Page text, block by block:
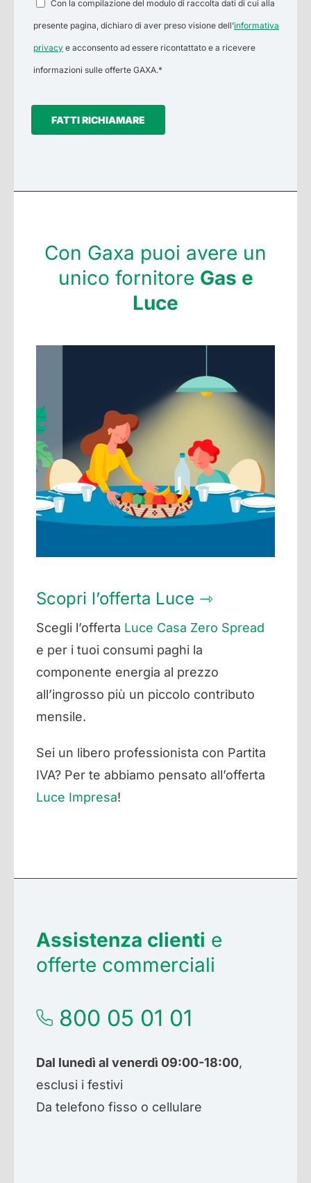
Con la compilazione del modulo di raccolta dati di cui alla
presente pagina, dichiaro di aver preso visione dell’informativa
privacye acconsento ad essere ricontattato e a ricevere
informazioni sulle offerte GAXA.*
FATTI RICHIAMARE
Con Gaxa puoi avere un
unico fornitore Gas e
Luce
Scopri l’offerta Luce ⇾
Scegli l’offerta Luce Casa Zero Spread
e per i tuoi consumi paghi la
componente energia al prezzo
all’ingrosso più un piccolo contributo
mensile.
Sei un libero professionista con Partita
IVA? Per te abbiamo pensato all’offerta
Luce Impresa!
Assistenza clienti e
offerte commerciali
800 05 01 01
Dal lunedì al venerdì 09:00-18:00,
esclusi i festivi
Da telefono fisso o cellulare